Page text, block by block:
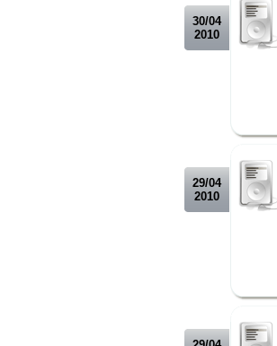
30/04
2010
29/04
2010